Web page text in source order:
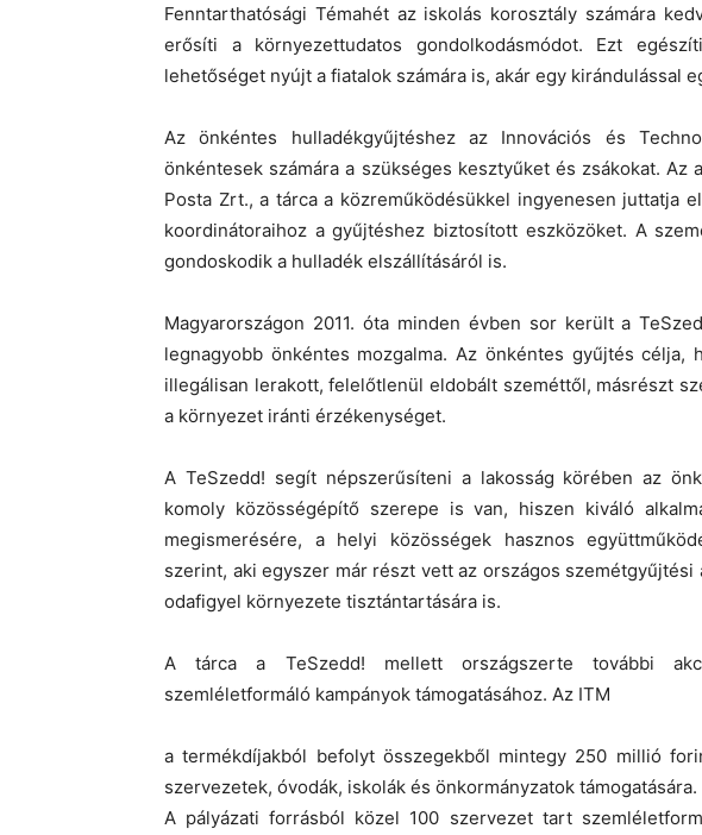
Fenntarthatósági Témahét az iskolás korosztály számára
erősíti a környezettudatos gondolkodásmódot. Ezt
lehetőséget nyújt a fiatalok számára is, akár egy kirándulással
Az önkéntes hulladékgyűjtéshez az Innovációs és
önkéntesek számára a szükséges kesztyűket és zsákokat. Az
Posta Zrt., a tárca a közreműködésükkel ingyenesen juttatja
koordinátoraihoz a gyűjtéshez biztosított eszközöket. A
gondoskodik a hulladék elszállításáról is.
Magyarországon 2011. óta minden évben sor került a
legnagyobb önkéntes mozgalma. Az önkéntes gyűjtés célja,
illegálisan lerakott, felelőtlenül eldobált szeméttől, másrészt
a környezet iránti érzékenységet.
A TeSzedd! segít népszerűsíteni a lakosság körében az
komoly közösségépítő szerepe is van, hiszen kiváló
megismerésére, a helyi közösségek hasznos
szerint, aki egyszer már részt vett az országos szemétgyűjtési
odafigyel környezete tisztántartására is.
A tárca a TeSzedd! mellett országszerte további
szemléletformáló kampányok támogatásához. Az ITM
a termékdíjakból befolyt összegekből mintegy 250 millió
szervezetek, óvodák, iskolák és önkormányzatok támogatására.
A pályázati forrásból közel 100 szervezet tart